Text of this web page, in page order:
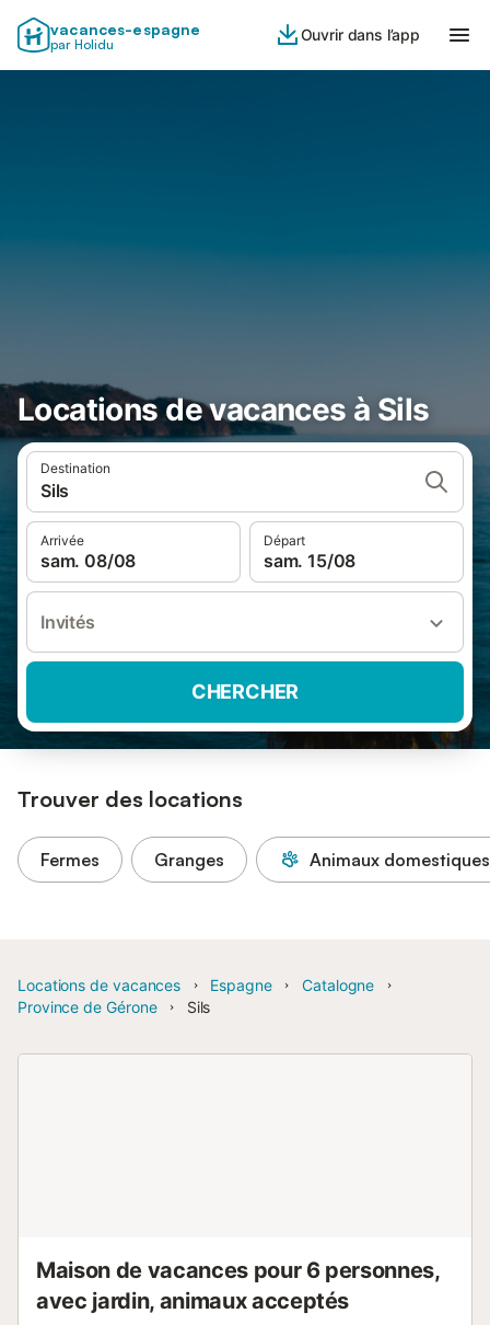
vacances-espagne
par Holidu
Ouvrir dans l’app
Locations de vacances à Sils
Destination
Sils
Arrivée
sam. 08/08
Départ
sam. 15/08
Invités
CHERCHER
Trouver des locations
Fermes Granges Animaux
Locations de vacances Espagne
Catalogne
Province de Gérone
Sils
Maison de vacances pour 6 personnes,
avec jardin, animaux acceptés